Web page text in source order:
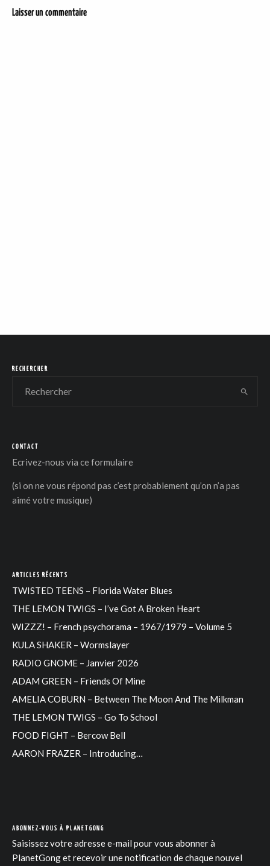
Laisser un commentaire
RECHERCHER
CONTACT
Ecrivez-nous via ce formulaire
(si on ne vous répond pas c’est probablement qu’on n’a pas
aimé votre musique)
ARTICLES RÉCENTS
TWISTED TEENS – Florida Water Blues
THE LEMON TWIGS – I’ve Got A Broken Heart
WIZZZ! – French psychorama – 1967/1979 – Volume 5
KULA SHAKER – Wormslayer
RADIO GNOME – Janvier 2026
ADAM GREEN – Friends Of Mine
AMELIA COBURN – Between The Moon And The Milkman
THE LEMON TWIGS – Go To School
FOOD FIGHT – Bercow Bell
AARON FRAZER – Introducing…
ABONNEZ-VOUS À PLANETGONG
Saisissez votre adresse e-mail pour vous abonner à
PlanetGong et recevoir une notification de chaque nouvel